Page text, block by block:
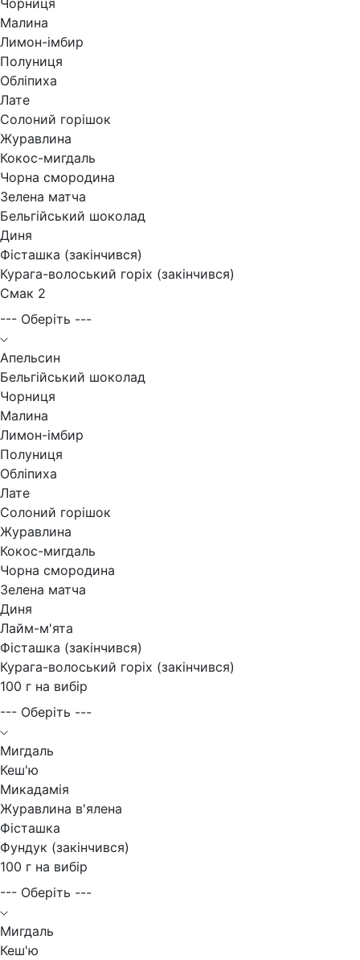
Чорниця
Малина
Лимон-імбир
Полуниця
Обліпиха
Лате
Солоний горішок
Журавлина
Кокос-мигдаль
Чорна смородина
Зелена матча
Бельгійський шоколад
Диня
Фісташка (закінчився)
Курага-волоський горіх (закінчився)
Смак 2
--- Оберіть ---
Апельсин
Бельгійський шоколад
Чорниця
Малина
Лимон-імбир
Полуниця
Обліпиха
Лате
Солоний горішок
Журавлина
Кокос-мигдаль
Чорна смородина
Зелена матча
Диня
Лайм-м'ята
Фісташка (закінчився)
Курага-волоський горіх (закінчився)
100 г на вибір
--- Оберіть ---
Мигдаль
Кеш'ю
Микадамія
Журавлина в'ялена
Фісташка
Фундук (закінчився)
100 г на вибір
--- Оберіть ---
Мигдаль
Кеш'ю